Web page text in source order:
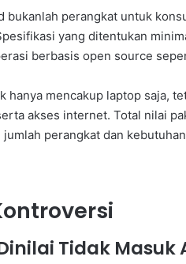
bukanlah perangkat untuk
yang ditentukan
berbasis open source
hanya mencakup laptop saja,
akses internet. Total nilai
perangkat dan
Tidak Masuk